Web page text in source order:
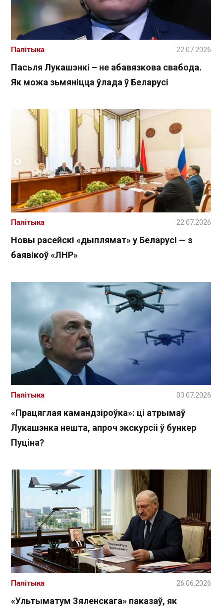
Пасьля Лукашэнкі – не абавязкова свабода.
Як можа зьмяніцца ўлада ў Беларусі
Палітыка 22.07.2026
Новы расейскі «дыплямат» у Беларусі — з
баявікоў «ЛНР»
Палітыка 22.07.2026
«Працяглая камандзіроўка»: ці атрымаў
Лукашэнка нешта, апроч экскурсіі ў бункер
Пуціна?
Палітыка 03.07.2026
«Ультыматум Зяленскага» паказаў, як
Палітыка 26.06.2026